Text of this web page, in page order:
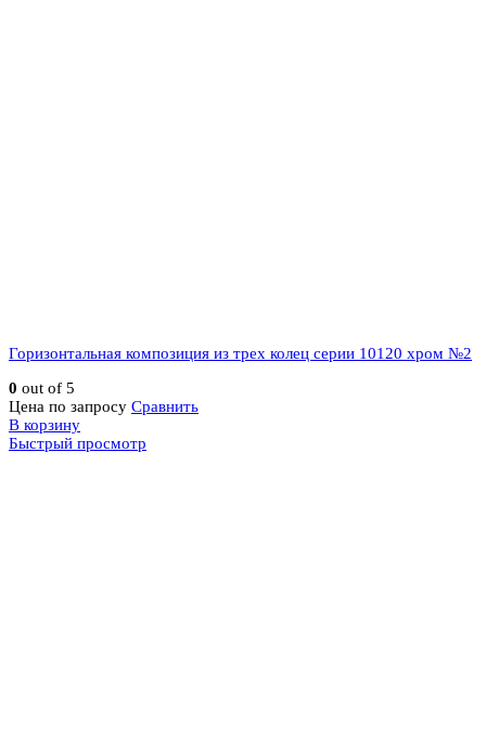
Горизонтальная композиция из трех колец серии 10120 хром №2
0 out of 5
Цена по запросу Сравнить
В корзину
Быстрый просмотр